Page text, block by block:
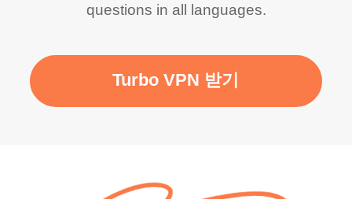
questions in all languages.
Turbo VPN 받기